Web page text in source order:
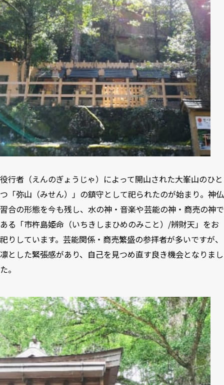
役行者（えんのぎょうじゃ）によって開山された大峯山のひと
つ「弥山（みせん）」の鎮守として祀られたのが始まり。神仏
習合の形態を今も残し、水の神・音楽や芸能の神・商売の神で
ある「市杵島姫命（いちきしまひめのみこと）/辨財天」をお
祀りしています。芸能関係・商売繁盛の参拝者が多いですが、
凛とした緊張感があり、自己を見つめ直す良き機会となりまし
た。